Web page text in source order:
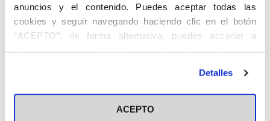
anuncios y el contenido. Puedes aceptar todas las
cookies y seguir navegando haciendo clic en el botón
“ACEPTO”; de forma alternativa, puedes acceder a
información más detallada y cambiar tus preferencias
en el botón "Personalizar". Para más información puedes
visitar nuestra Política de Cookies
Detalles
ACEPTO